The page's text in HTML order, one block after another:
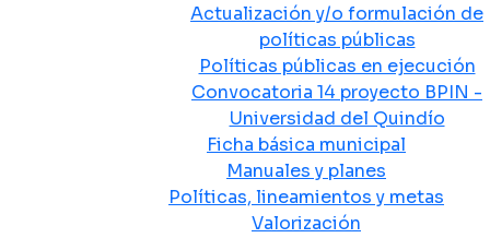
Actualización y/o formulación de
políticas públicas
Políticas públicas en ejecución
Convocatoria 14 proyecto BPIN -
Universidad del Quindío
Ficha básica municipal
Manuales y planes
Políticas, lineamientos y metas
Valorización